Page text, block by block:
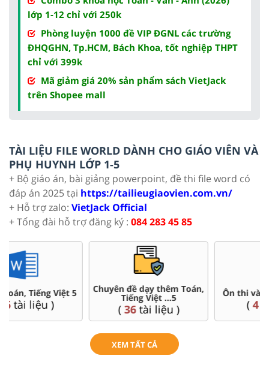
lớp 1-12 chỉ với 250k
Phòng luyện 1000 đề VIP ĐGNL các trường
ĐHQGHN, Tp.HCM, Bách Khoa, tốt nghiệp THPT
chỉ với 399k
Mã giảm giá 20% sản phẩm sách VietJack
trên Shopee mall
TÀI LIỆU FILE WORLD DÀNH CHO GIÁO VIÊN VÀ
PHỤ HUYNH LỚP 1-5
+ Bộ giáo án, bài giảng powerpoint, đề thi file word có
đáp án 2025 tại https://tailieugiaovien.com.vn/
+ Hỗ trợ zalo: VietJack Official
+ Tổng đài hỗ trợ đăng ký : 084 283 45 85
Chuyên đề dạy thêm Toán,
Tiếng Việt ...5
(36
Ôn thi vào 6 chuyên, CLC
(4tài liệu )
XEM TẤT CẢ